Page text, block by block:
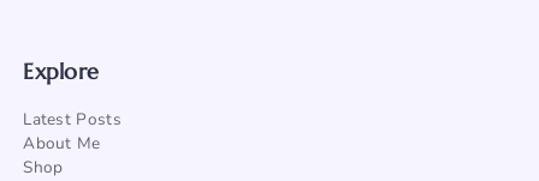
Explore
Latest Posts
About Me
Shop